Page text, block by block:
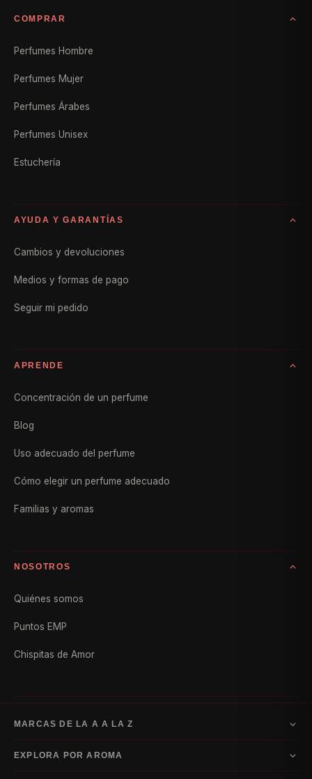
COMPRAR
Perfumes Hombre
Perfumes Mujer
Perfumes Árabes
Perfumes Unisex
Estuchería
AYUDA Y GARANTÍAS
Cambios y devoluciones
Medios y formas de pago
Seguir mi pedido
APRENDE
Concentración de un perfume
Blog
Uso adecuado del perfume
Cómo elegir un perfume adecuado
Familias y aromas
NOSOTROS
Quiénes somos
Puntos EMP
Chispitas de Amor
MARCAS DE LA A A LA Z
EXPLORA POR AROMA